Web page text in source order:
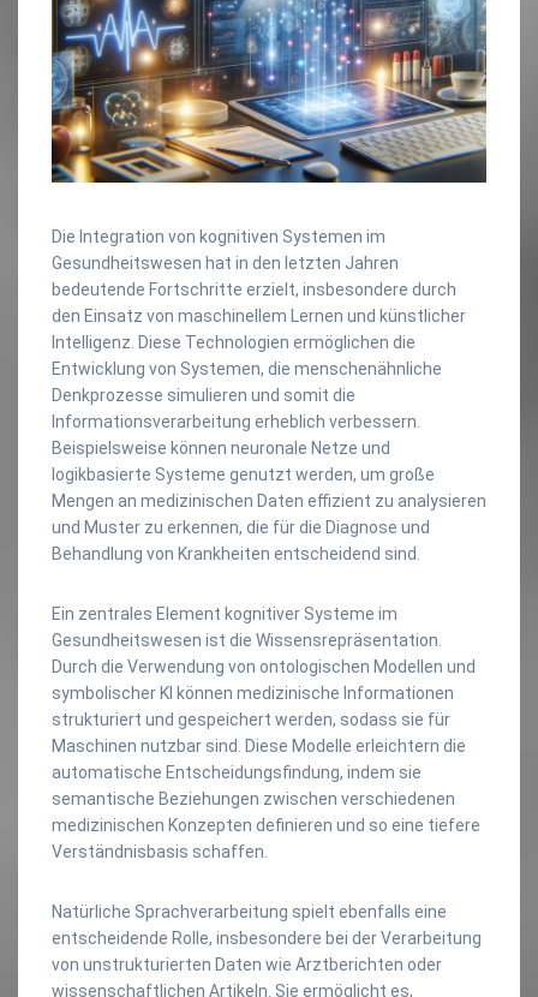
Die Integration von kognitiven Systemen im
Gesundheitswesen hat in den letzten Jahren
bedeutende Fortschritte erzielt, insbesondere durch
den Einsatz von maschinellem Lernen und künstlicher
Intelligenz. Diese Technologien ermöglichen die
Entwicklung von Systemen, die menschenähnliche
Denkprozesse simulieren und somit die
Informationsverarbeitung erheblich verbessern.
Beispielsweise können neuronale Netze und
logikbasierte Systeme genutzt werden, um große
Mengen an medizinischen Daten effizient zu analysieren
und Muster zu erkennen, die für die Diagnose und
Behandlung von Krankheiten entscheidend sind.
Ein zentrales Element kognitiver Systeme im
Gesundheitswesen ist die Wissensrepräsentation.
Durch die Verwendung von ontologischen Modellen und
symbolischer KI können medizinische Informationen
strukturiert und gespeichert werden, sodass sie für
Maschinen nutzbar sind. Diese Modelle erleichtern die
automatische Entscheidungsfindung, indem sie
semantische Beziehungen zwischen verschiedenen
medizinischen Konzepten definieren und so eine tiefere
Verständnisbasis schaffen.
Natürliche Sprachverarbeitung spielt ebenfalls eine
entscheidende Rolle, insbesondere bei der Verarbeitung
von unstrukturierten Daten wie Arztberichten oder
wissenschaftlichen Artikeln. Sie ermöglicht es,